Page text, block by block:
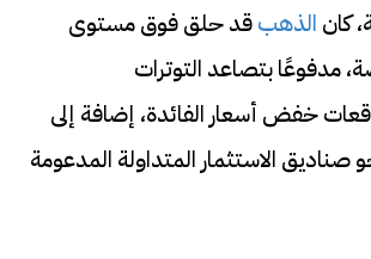
كان الذهبقد حلق فوق مستوى
مدفوعًا بتصاعد التوترات
خفض أسعار الفائدة، إضافة إلى
الاستثمار المتداولة المدعومة